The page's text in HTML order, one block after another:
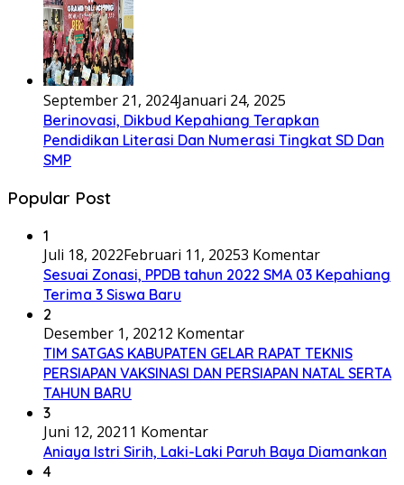
September 21, 2024Januari 24, 2025
Berinovasi, Dikbud Kepahiang Terapkan
Pendidikan Literasi Dan Numerasi Tingkat SD Dan
SMP
Popular Post
1
Juli 18, 2022Februari 11, 20253 Komentar
Sesuai Zonasi, PPDB tahun 2022 SMA 03 Kepahiang
Terima 3 Siswa Baru
2
Desember 1, 20212 Komentar
TIM SATGAS KABUPATEN GELAR RAPAT TEKNIS
PERSIAPAN VAKSINASI DAN PERSIAPAN NATAL SERTA
TAHUN BARU
3
Juni 12, 2021 1 Komentar
Aniaya Istri Sirih, Laki-Laki Paruh Baya Diamankan
4